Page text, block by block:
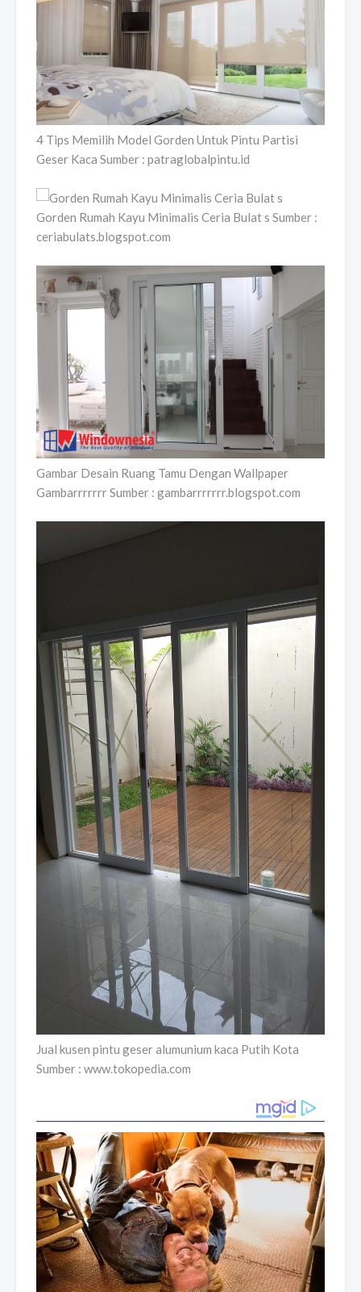
4 Tips Memilih Model Gorden Untuk Pintu Partisi
Geser Kaca Sumber : patraglobalpintu.id
Gorden Rumah Kayu Minimalis Ceria Bulat s Sumber :
ceriabulats.blogspot.com
Gambar Desain Ruang Tamu Dengan Wallpaper
Gambarrrrrrr Sumber : gambarrrrrrr.blogspot.com
Jual kusen pintu geser alumunium kaca Putih Kota
Sumber : www.tokopedia.com